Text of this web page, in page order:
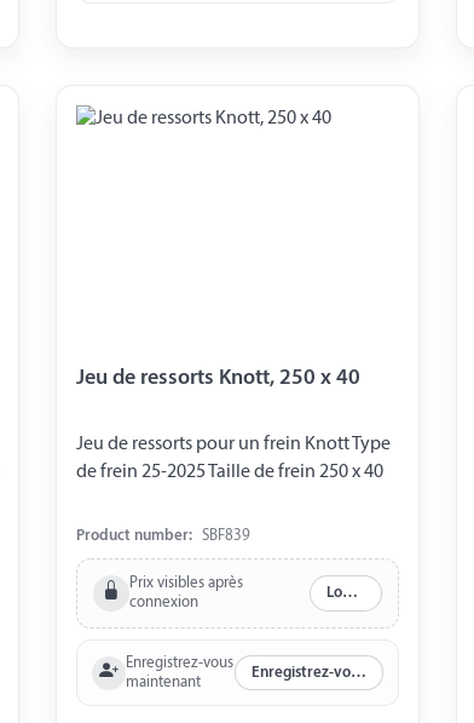
Jeu de ressorts Knott, 250 x 40
Jeu de ressorts pour un frein Knott Type
de frein 25-2025 Taille de frein 250 x 40
Product number: SBF839
Prix visibles après
connexion
Log in
Enregistrez-vous
maintenant
Enregistrez-vous maintenant